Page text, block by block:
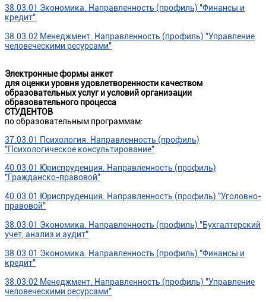
38.03.01 Экономика. Направленность (профиль) "Финансы и
кредит"
38.03.02 Менеджмент. Направленность (профиль) "Управление
человеческими ресурсами"
Электронные формы анкет
для оценки уровня удовлетворенности качеством
образовательных услуг и условий организации
образовательного процесса
СТУДЕНТОВ
по образовательным программам:
37.03.01 Психология. Направленность (профиль)
"Психологическое консультирование"
40.03.01 Юриспруденция. Направленность (профиль)
"Гражданско-правовой"
40.03.01 Юриспруденция. Направленность (профиль) "Уголовно-
правовой"
38.03.01 Экономика. Направленность (профиль) "Бухгалтерский
учет, анализ и аудит"
38.03.01 Экономика. Направленность (профиль) "Финансы и
кредит"
38.03.02 Менеджмент. Направленность (профиль) "Управление
человеческими ресурсами"